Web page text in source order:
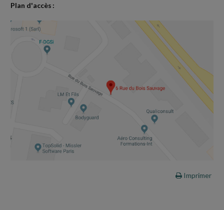
Plan d'accès :
Imprimer